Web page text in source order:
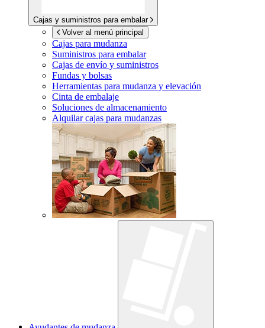
Cajas y suministros para embalar
Volver al menú principal
Cajas para mudanza
Suministros para embalar
Cajas de envío y suministros
Fundas y bolsas
Herramientas para mudanza y elevación
Cinta de embalaje
Soluciones de almacenamiento
Alquilar cajas para mudanzas